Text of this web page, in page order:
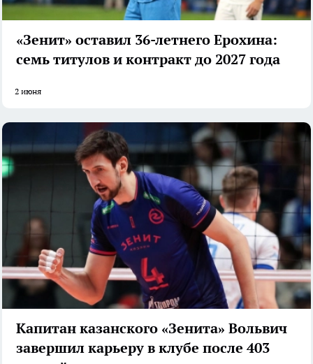
«Зенит» оставил 36-летнего Ерохина:
семь титулов и контракт до 2027 года
2 июня
Капитан казанского «Зенита» Вольвич
завершил карьеру в клубе после 403